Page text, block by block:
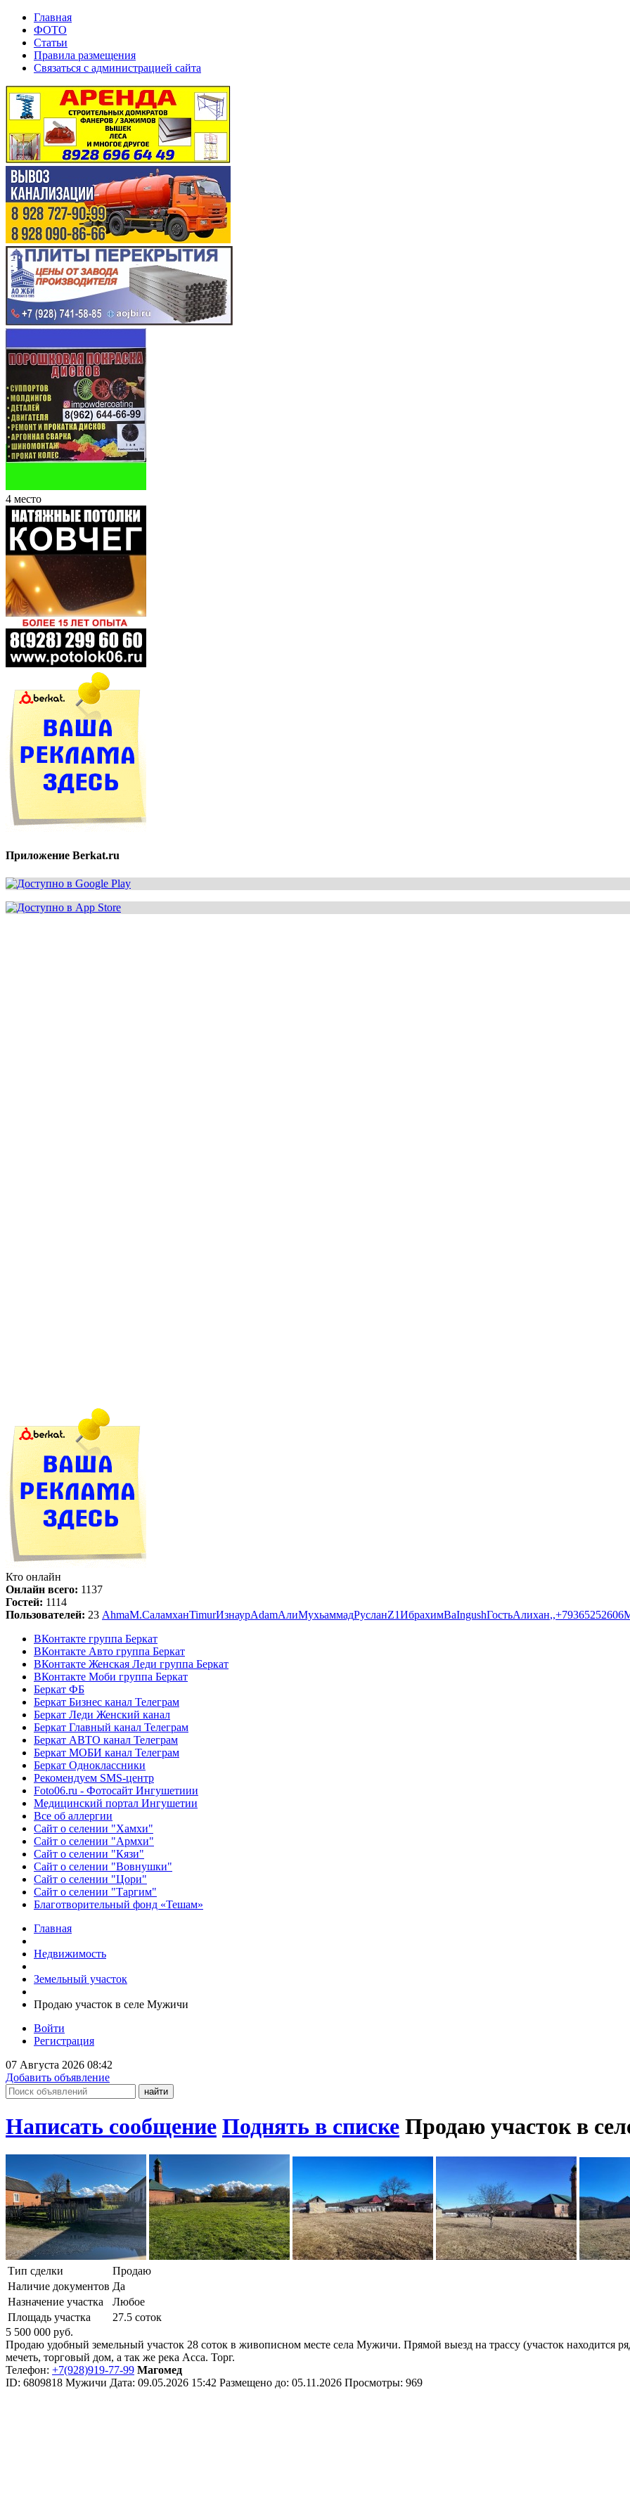
Главная
ФОТО
Статьи
Правила размещения
Связаться с администрацией сайта
4 место
Приложение Berkat.ru
Кто онлайн
Онлайн всего: 1137
Гостей: 1114
Пользователей: 23 AhmaМ.СаламханTimurИзнаурAdamАлиМухьаммадРусланZ1ИбрахимВаIngushГостьАлихан,,+79365252606
ВКонтакте группа Беркат
ВКонтакте Авто группа Беркат
ВКонтакте Женская Леди группа Беркат
ВКонтакте Моби группа Беркат
Беркат ФБ
Беркат Бизнес канал Телеграм
Беркат Леди Женский канал
Беркат Главный канал Телеграм
Беркат АВТО канал Телеграм
Беркат МОБИ канал Телеграм
Беркат Одноклассники
Рекомендуем SMS-центр
Foto06.ru - Фотосайт Ингушетиии
Медицинский портал Ингушетии
Все об аллергии
Сайт о селении "Хамхи"
Сайт о селении "Армхи"
Сайт о селении "Кязи"
Сайт о селении "Вовнушки"
Сайт о селении "Цори"
Сайт о селении "Таргим"
Благотворительный фонд «Тешам»
Главная
Недвижимость
Земельный участок
Продаю участок в селе Мужичи
Войти
Регистрация
07 Августа 2026 08:42
Добавить объявление
Написать сообщение Поднять в списке Продаю участок в
Тип сделки
Продаю
Наличие документов Да
Назначение участка
Любое
Площадь участка
27.5 соток
5 500 000 руб.
Продаю удобный земельный участок 28 соток в живописном месте села Мужичи. Прямой выезд на трассу (участок находится
мечеть, торговый дом, а так же река Асса. Торг.
Телефон: +7(928)919-77-99 Магомед
ID: 6809818 Мужичи Дата: 09.05.2026 15:42 Размещено до: 05.11.2026 Просмотры: 969